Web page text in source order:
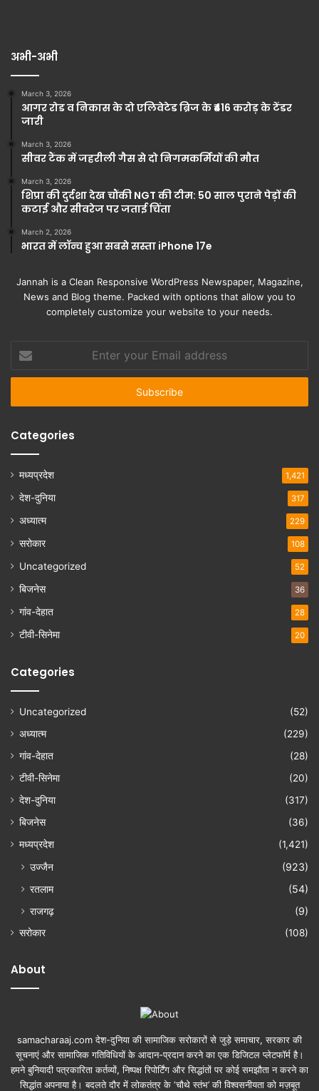
अभी-अभी
March 3, 2026
आगर रोड व निकास के दो एलिवेटेड ब्रिज के ₹416 करोड़ के टेंडर
जारी
March 3, 2026
सीवर टैंक में जहरीली गैस से दो निगमकर्मियों की मौत
March 3, 2026
शिप्रा की दुर्दशा देख चौंकी NGT की टीम: 50 साल पुराने पेड़ों की
कटाई और सीवरेज पर जताई चिंता
March 2, 2026
भारत में लॉन्च हुआ सबसे सस्ता iPhone 17e
Jannah is a Clean Responsive WordPress Newspaper, Magazine,
News and Blog theme. Packed with options that allow you to
completely customize your website to your needs.
your
Email
Categories
मध्यप्रदेश 1,421
देश-दुनिया 317
अध्यात्म 229
सरोकार 108
Uncategorized 52
बिजनेस 36
गांव-देहात 28
टीवी-सिनेमा 20
Categories
Uncategorized
(52)
अध्यात्म
(229)
गांव-देहात
(28)
टीवी-सिनेमा
(20)
देश-दुनिया
(317)
बिजनेस
(36)
मध्यप्रदेश
(1,421)
उज्जैन
(923)
रतलाम
(54)
राजगढ़
(9)
सरोकार (108)
About
samacharaaj.com देश-दुनिया की सामाजिक सरोकारों से जुड़े समाचार, सरकार की
सूचनाएं और सामाजिक गतिविधियाें के आदान-प्रदान करने का एक डिजिटल प्लेटफॉर्म है।
हमने बुनियादी पत्रकारिता कर्तव्यों, निष्पक्ष रिपोर्टिंग और सिद्धांतों पर कोई समझौता न करने का
सिद्धांत अपनाया है। बदलते दौर में लोकतंत्र के ‘चौथे स्तंभ’ की विश्वसनीयता को मज़बूत